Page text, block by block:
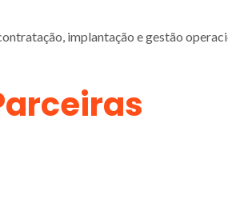
implantação e gestão